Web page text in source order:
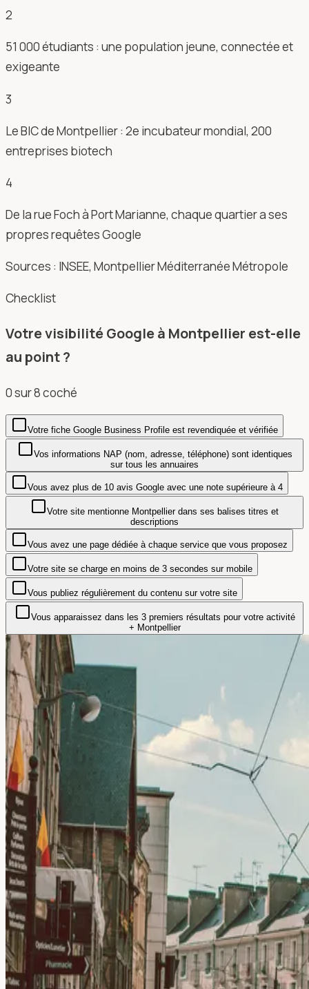
2
51 000 étudiants : une population jeune, connectée et
exigeante
3
Le BIC de Montpellier : 2e incubateur mondial, 200
entreprises biotech
4
De la rue Foch à Port Marianne, chaque quartier a ses
propres requêtes Google
Sources : INSEE, Montpellier Méditerranée Métropole
Checklist
Votre visibilité Google à Montpellier est-elle
au point ?
0sur8coché
Votre fiche Google Business Profile est revendiquée et vérifiée
Vos informations NAP (nom, adresse, téléphone) sont identiques
sur tous les annuaires
Vous avez plus de 10 avis Google avec une note supérieure à 4
Votre site mentionne Montpellier dans ses balises titres et
descriptions
Vous avez une page dédiée à chaque service que vous proposez
Votre site se charge en moins de 3 secondes sur mobile
Vous publiez régulièrement du contenu sur votre site
Vous apparaissez dans les 3 premiers résultats pour votre activité
+ Montpellier